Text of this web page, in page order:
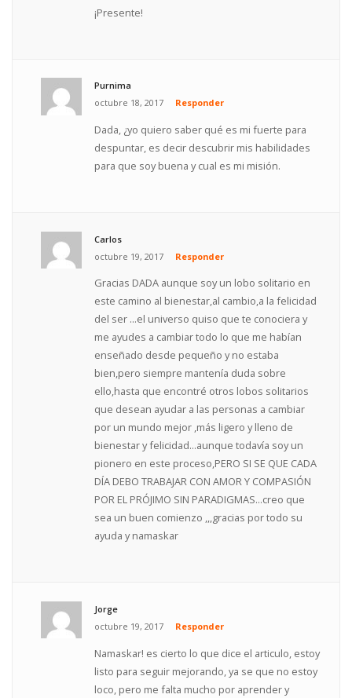
¡Presente!
Purnima
octubre 18, 2017
Responder
Dada, ¿yo quiero saber qué es mi fuerte para
despuntar, es decir descubrir mis habilidades
para que soy buena y cual es mi misión.
Carlos
octubre 19, 2017
Responder
Gracias DADA aunque soy un lobo solitario en
este camino al bienestar,al cambio,a la felicidad
del ser ...el universo quiso que te conociera y
me ayudes a cambiar todo lo que me habían
enseñado desde pequeño y no estaba
bien,pero siempre mantenía duda sobre
ello,hasta que encontré otros lobos solitarios
que desean ayudar a las personas a cambiar
por un mundo mejor ,más ligero y lleno de
bienestar y felicidad...aunque todavía soy un
pionero en este proceso,PERO SI SE QUE CADA
DÍA DEBO TRABAJAR CON AMOR Y COMPASIÓN
POR EL PRÓJIMO SIN PARADIGMAS...creo que
sea un buen comienzo ,,,gracias por todo su
ayuda y namaskar
Jorge
octubre 19, 2017
Responder
Namaskar! es cierto lo que dice el articulo, estoy
listo para seguir mejorando, ya se que no estoy
loco, pero me falta mucho por aprender y